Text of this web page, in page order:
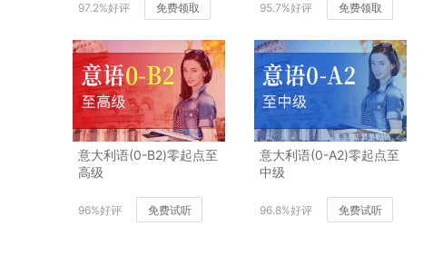
97.2%好评 免费领取 95.7%好评 免费领取
意大利语(0-B2)零起点至
高级
96%好评 免费试听
意大利语(0-A2)零起点至
中级
96.8%好评 免费试听